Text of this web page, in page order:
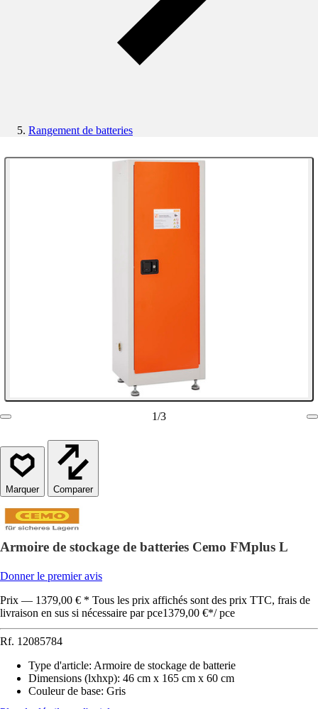
Rangement de batteries
1/3
Comparer
Armoire de stockage de batteries Cemo FMplus L
Donner le premier avis
Prix — 1379,00 € * Tous les prix affichés sont des prix TTC, frais de
livraison en sus si nécessaire par pce1379,00 €*/ pce
Rf. 12085784
Type d'article: Armoire de stockage de batterie
Dimensions (lxhxp): 46 cm x 165 cm x 60 cm
Couleur de base: Gris